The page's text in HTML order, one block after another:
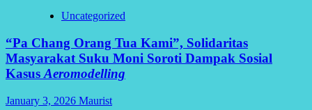
Uncategorized
“Pa Chang Orang Tua Kami”, Solidaritas
Masyarakat Suku Moni Soroti Dampak Sosial
Kasus Aeromodelling
January 3, 2026 Maurist